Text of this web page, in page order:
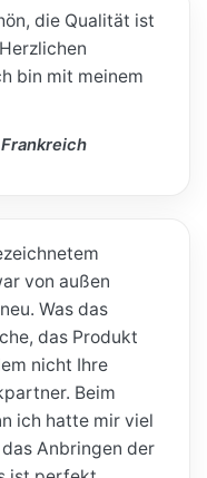
die Qualität ist
bin mit meinem
von außen
Was das
das Produkt
nicht Ihre
Beim
ich hatte mir viel
Anbringen der